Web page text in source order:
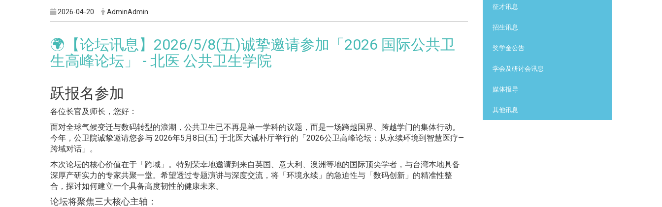
2026-04-20 AdminAdmin
🌍【论坛讯息】2026/5/8(五)诚挚邀请参加「2026 国际公共卫
生高峰论坛」 - 北医 公共卫生学院
跃报名参加
各位长官及师长，您好：
面对全球气候变迁与数码转型的浪潮， 公共卫生已不再是单一学科的议题，而是一场跨越国界、 跨越学门的集体行动。
今年，公卫院诚挚邀请您参与 2026年5月8日(五) 于北医大诚朴厅举行的「2026公卫高峰论坛： 从永续环境到智慧医疗—
跨域对话」。
本次论坛的核心价值在于「跨域」。特别荣幸地邀请到来自英国、意大利、 澳洲等地的国际顶尖学者， 与台湾本地具备
深厚产研实力的专家共聚一堂。希望透过专题演讲与深度交流，将「环境永续」的急迫性与「数码创新」的精准性整
合， 探讨如何建立一个具备高度韧性的健康未来。
论坛将聚焦三大核心主轴：
征才讯息
招生讯息
奖学金公告
学会及研讨会讯息
媒体报导
其他讯息